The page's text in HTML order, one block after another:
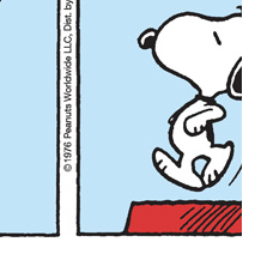
Storie/Idee
Ok Boomer!
Media
Europa
Altrecose
Mondiali calcio 2026